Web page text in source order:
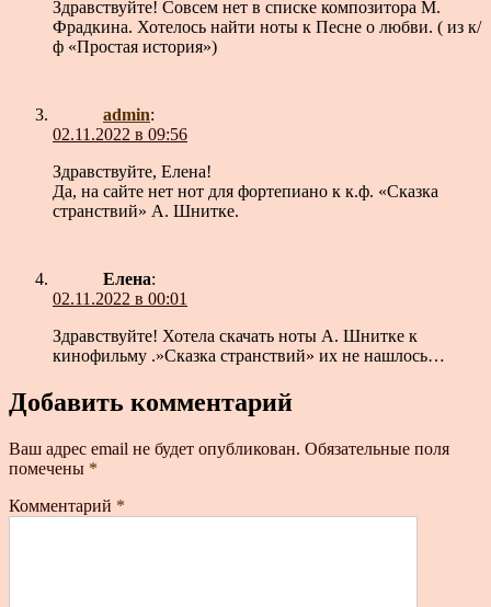
Здравствуйте! Совсем нет в списке композитора М.
Фрадкина. Хотелось найти ноты к Песне о любви. ( из к/
ф «Простая история»)
admin:
02.11.2022 в 09:56
Здравствуйте, Елена!
Да, на сайте нет нот для фортепиано к к.ф. «Сказка
странствий» А. Шнитке.
Елена:
02.11.2022 в 00:01
Здравствуйте! Хотела скачать ноты А. Шнитке к
кинофильму .»Сказка странствий» их не нашлось…
Добавить комментарий
Ваш адрес email не будет опубликован. Обязательные поля
помечены *
Комментарий *